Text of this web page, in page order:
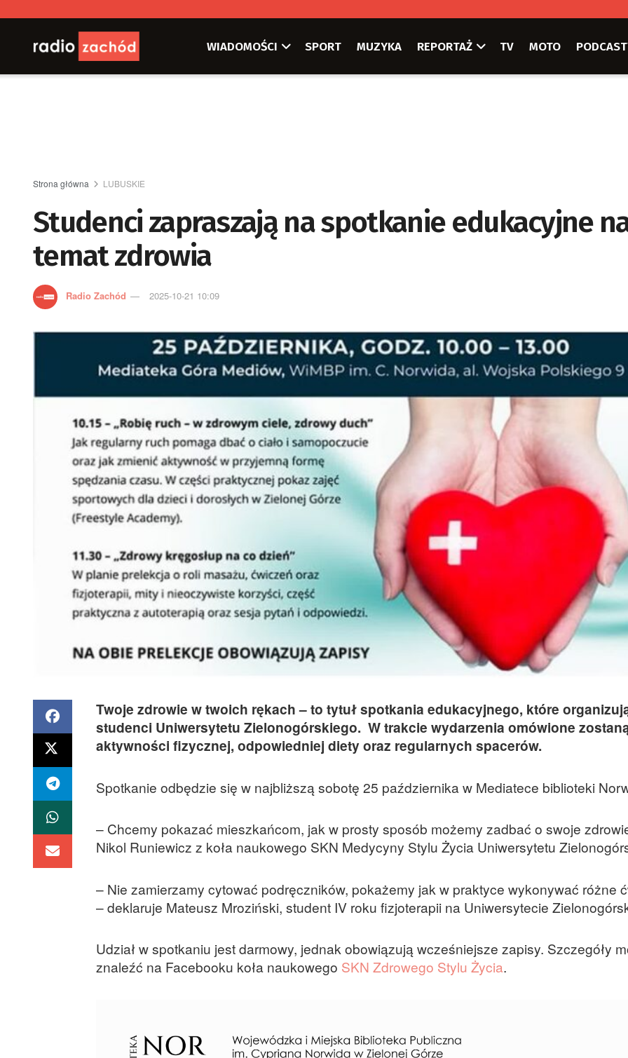
WIADOMOŚCI SPORT MUZYKA REPORTAŻ TV MOTO
Strona główna LUBUSKIE
Studenci zapraszają na spotkanie edukacyjne
temat zdrowia
Radio Zachód 2025-10-21 10:09
Twoje zdrowie w twoich rękach – to tytuł spotkania edukacyjnego, które
studenci Uniwersytetu Zielonogórskiego. W trakcie wydarzenia omówione
aktywności fizycznej, odpowiedniej diety oraz regularnych spacerów.
Spotkanie odbędzie się w najbliższą sobotę 25 października w Mediatece biblioteki
– Chcemy pokazać mieszkańcom, jak w prosty sposób możemy zadbać o swoje
Nikol Runiewicz z koła naukowego SKN Medycyny Stylu Życia Uniwersytetu
– Nie zamierzamy cytować podręczników, pokażemy jak w praktyce wykonywać różne
– deklaruje Mateusz Mroziński, student IV roku fizjoterapii na Uniwersytecie
Udział w spotkaniu jest darmowy, jednak obowiązują wcześniejsze zapisy. Szczegóły
znaleźć na Facebooku koła naukowego SKN Zdrowego Stylu Życia.